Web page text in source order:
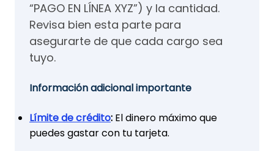
“PAGO EN LÍNEA XYZ”) y la cantidad.
Revisa bien esta parte para
asegurarte de que cada cargo sea
tuyo.
Información adicional importante
Límite de crédito: El dinero máximo que
puedes gastar con tu tarjeta.